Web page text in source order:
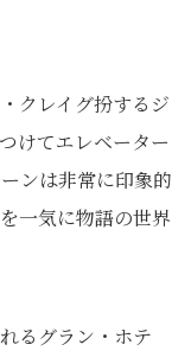
クレイグ扮するジ
けてエレベーター
ンは非常に印象的
一気に物語の世界
るグラン・ホテ